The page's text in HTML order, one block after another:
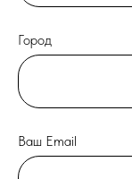
Город
Ваш Email